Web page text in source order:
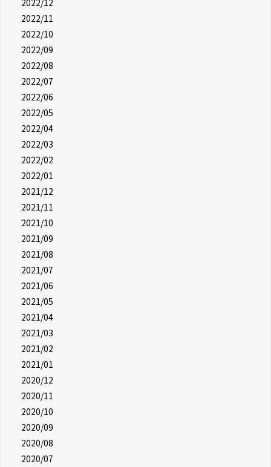
2022/11
2022/10
2022/09
2022/08
2022/07
2022/06
2022/05
2022/04
2022/03
2022/02
2022/01
2021/12
2021/11
2021/10
2021/09
2021/08
2021/07
2021/06
2021/05
2021/04
2021/03
2021/02
2021/01
2020/12
2020/11
2020/10
2020/09
2020/08
2020/07